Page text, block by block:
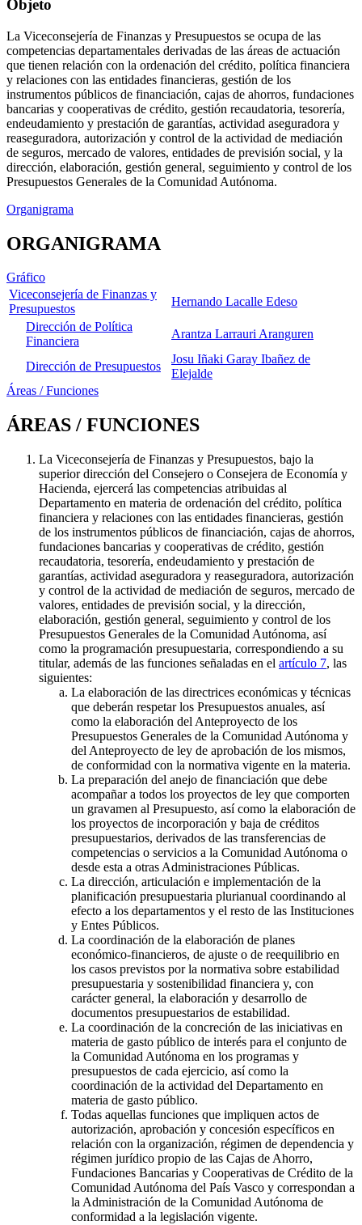
Objeto
La Viceconsejería de Finanzas y Presupuestos se ocupa de las
competencias departamentales derivadas de las áreas de actuación
que tienen relación con la ordenación del crédito, política financiera
y relaciones con las entidades financieras, gestión de los
instrumentos públicos de financiación, cajas de ahorros, fundaciones
bancarias y cooperativas de crédito, gestión recaudatoria, tesorería,
endeudamiento y prestación de garantías, actividad aseguradora y
reaseguradora, autorización y control de la actividad de mediación
de seguros, mercado de valores, entidades de previsión social, y la
dirección, elaboración, gestión general, seguimiento y control de los
Presupuestos Generales de la Comunidad Autónoma.
Organigrama
ORGANIGRAMA
Gráfico
Viceconsejería de Finanzas y
Presupuestos
Hernando Lacalle Edeso
Dirección de Política
Financiera
Arantza Larrauri Aranguren
Dirección de Presupuestos
Josu Iñaki Garay Ibañez de
Elejalde
Áreas / Funciones
ÁREAS / FUNCIONES
La Viceconsejería de Finanzas y Presupuestos, bajo la
superior dirección del Consejero o Consejera de Economía y
Hacienda, ejercerá las competencias atribuidas al
Departamento en materia de ordenación del crédito, política
financiera y relaciones con las entidades financieras, gestión
de los instrumentos públicos de financiación, cajas de ahorros,
fundaciones bancarias y cooperativas de crédito, gestión
recaudatoria, tesorería, endeudamiento y prestación de
garantías, actividad aseguradora y reaseguradora, autorización
y control de la actividad de mediación de seguros, mercado de
valores, entidades de previsión social, y la dirección,
elaboración, gestión general, seguimiento y control de los
Presupuestos Generales de la Comunidad Autónoma, así
como la programación presupuestaria, correspondiendo a su
titular, además de las funciones señaladas en el artículo 7, las
siguientes:
La elaboración de las directrices económicas y técnicas
que deberán respetar los Presupuestos anuales, así
como la elaboración del Anteproyecto de los
Presupuestos Generales de la Comunidad Autónoma y
del Anteproyecto de ley de aprobación de los mismos,
de conformidad con la normativa vigente en la materia.
La preparación del anejo de financiación que debe
acompañar a todos los proyectos de ley que comporten
un gravamen al Presupuesto, así como la elaboración de
los proyectos de incorporación y baja de créditos
presupuestarios, derivados de las transferencias de
competencias o servicios a la Comunidad Autónoma o
desde esta a otras Administraciones Públicas.
La dirección, articulación e implementación de la
planificación presupuestaria plurianual coordinando al
efecto a los departamentos y el resto de las Instituciones
y Entes Públicos.
La coordinación de la elaboración de planes
económico-financieros, de ajuste o de reequilibrio en
los casos previstos por la normativa sobre estabilidad
presupuestaria y sostenibilidad financiera y, con
carácter general, la elaboración y desarrollo de
documentos presupuestarios de estabilidad.
La coordinación de la concreción de las iniciativas en
materia de gasto público de interés para el conjunto de
la Comunidad Autónoma en los programas y
presupuestos de cada ejercicio, así como la
coordinación de la actividad del Departamento en
materia de gasto público.
Todas aquellas funciones que impliquen actos de
autorización, aprobación y concesión específicos en
relación con la organización, régimen de dependencia y
régimen jurídico propio de las Cajas de Ahorro,
Fundaciones Bancarias y Cooperativas de Crédito de la
Comunidad Autónoma del País Vasco y correspondan a
la Administración de la Comunidad Autónoma de
conformidad a la legislación vigente.